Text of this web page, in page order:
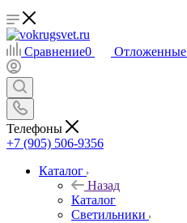
Сравнение0 Отложенные
Телефоны
+7 (905) 506-9356
Каталог
Назад
Каталог
Светильники